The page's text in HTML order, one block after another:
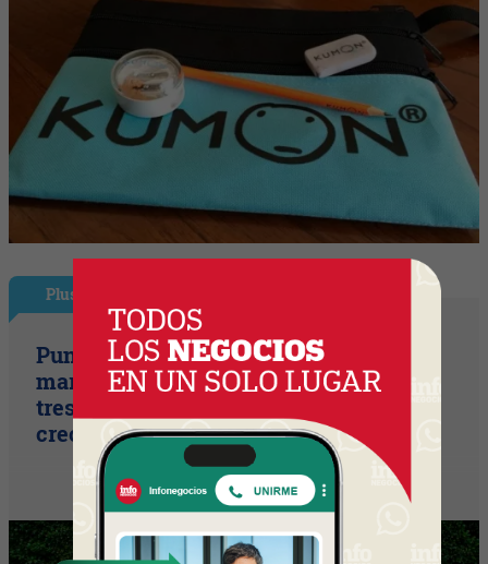
Plus
Punto Sano acelera a tres cifras (la
marca duplicó sus ventas y ya prepara
tres lanzamientos para seguir
creciendo)